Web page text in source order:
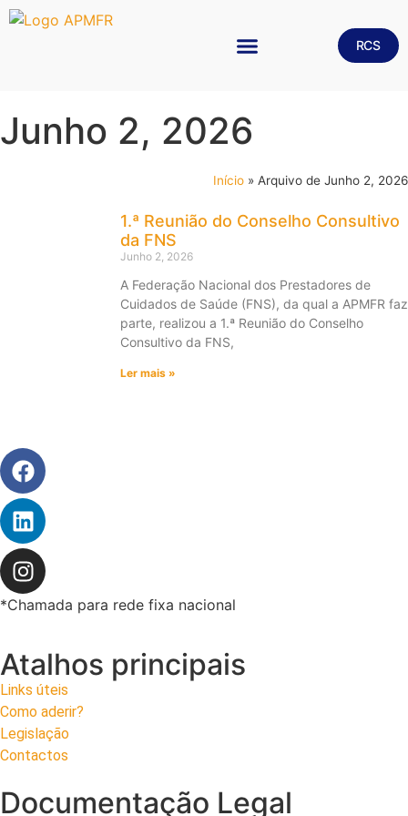
RCS
Junho 2, 2026
Início » Arquivo de Junho 2, 2026
1.ª Reunião do Conselho Consultivo
da FNS
Junho 2, 2026
A Federação Nacional dos Prestadores de
Cuidados de Saúde (FNS), da qual a APMFR faz
parte, realizou a 1.ª Reunião do Conselho
Consultivo da FNS,
Ler mais »
*Chamada para rede fixa nacional
Atalhos principais
Links úteis
Como aderir?
Legislação
Contactos
Documentação Legal